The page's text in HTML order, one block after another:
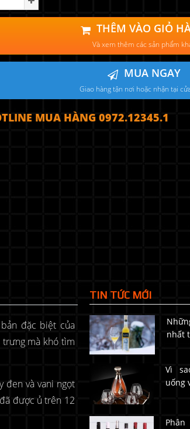
THÊM VÀO GIỎ
Và xem thêm các sản phẩm
MUA NGAY
Giao hàng tận nơi hoặc nhận tại
MUA HÀNG 0972.12345.1
đặc biệt của
trưng mà khó tìm
đen và vani ngọt
được ủ trên 12
TIN TỨC MỚI
nhất
Vì
uống